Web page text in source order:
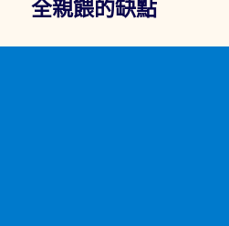
全親餵的缺點